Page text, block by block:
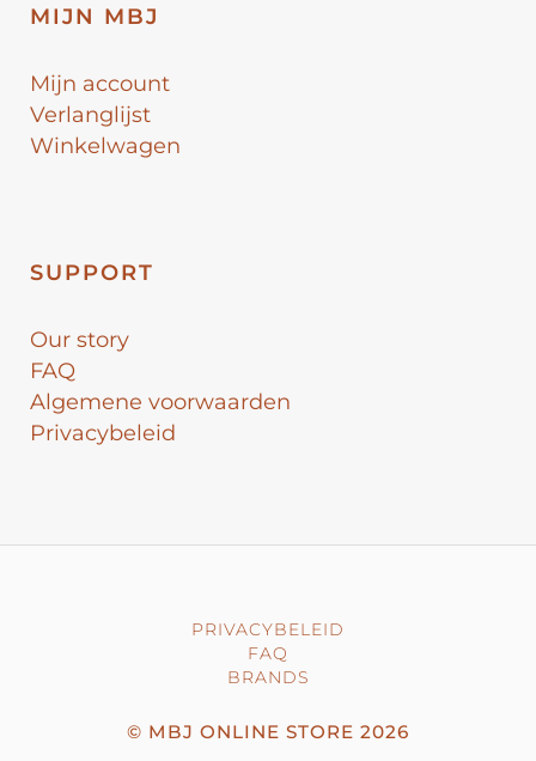
MIJN MBJ
Mijn account
Verlanglijst
Winkelwagen
SUPPORT
Our story
FAQ
Algemene voorwaarden
Privacybeleid
PRIVACYBELEID
FAQ
BRANDS
© MBJ ONLINE STORE 2026